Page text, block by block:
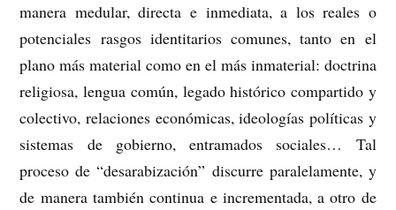
manera medular, directa e inmediata, a los reales o
potenciales rasgos identitarios comunes, tanto en el
plano más material como en el más inmaterial: doctrina
religiosa, lengua común, legado histórico compartido y
colectivo, relaciones económicas, ideologías políticas y
sistemas de gobierno, entramados sociales… Tal
proceso de “desarabización” discurre paralelamente, y
de manera también continua e incrementada, a otro de